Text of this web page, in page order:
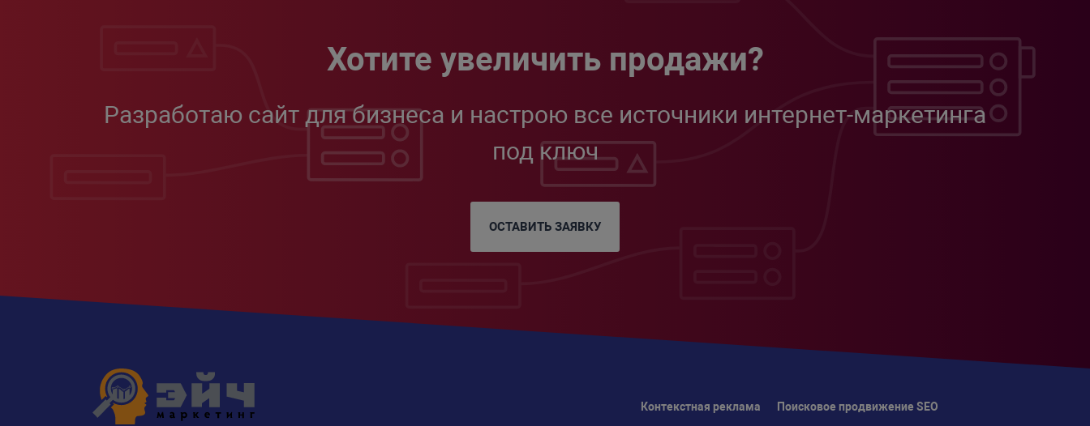
Хотите увеличить продажи?
Разработаю сайт для бизнеса и настрою все источники интернет-маркетинга
под ключ
ОСТАВИТЬ ЗАЯВКУ
Контекстная реклама Поисковое продвижение SEO